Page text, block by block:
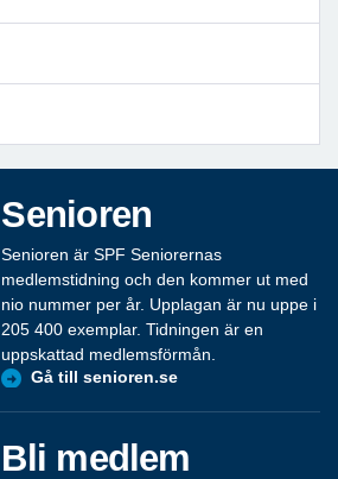
Senioren
Senioren är SPF Seniorernas
medlemstidning och den kommer ut med
nio nummer per år. Upplagan är nu uppe i
205 400 exemplar. Tidningen är en
uppskattad medlemsförmån.
Gå till senioren.se
Bli medlem